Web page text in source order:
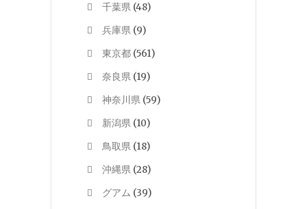
千葉県 (48)
兵庫県 (9)
東京都 (561)
奈良県 (19)
神奈川県 (59)
新潟県 (10)
鳥取県 (18)
沖縄県 (28)
グアム (39)